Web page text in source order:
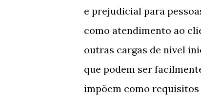
e prejudicial para
como atendimento ao
outras cargas de nível
que podem ser
impõem como